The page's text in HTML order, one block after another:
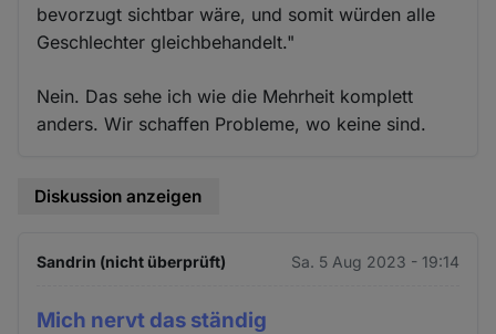
bevorzugt sichtbar wäre, und somit würden alle
Geschlechter gleichbehandelt."
Nein. Das sehe ich wie die Mehrheit komplett
anders. Wir schaffen Probleme, wo keine sind.
Diskussion anzeigen
Sandrin (nicht überprüft) Sa. 5 Aug 2023 - 19:14
Mich nervt das ständig